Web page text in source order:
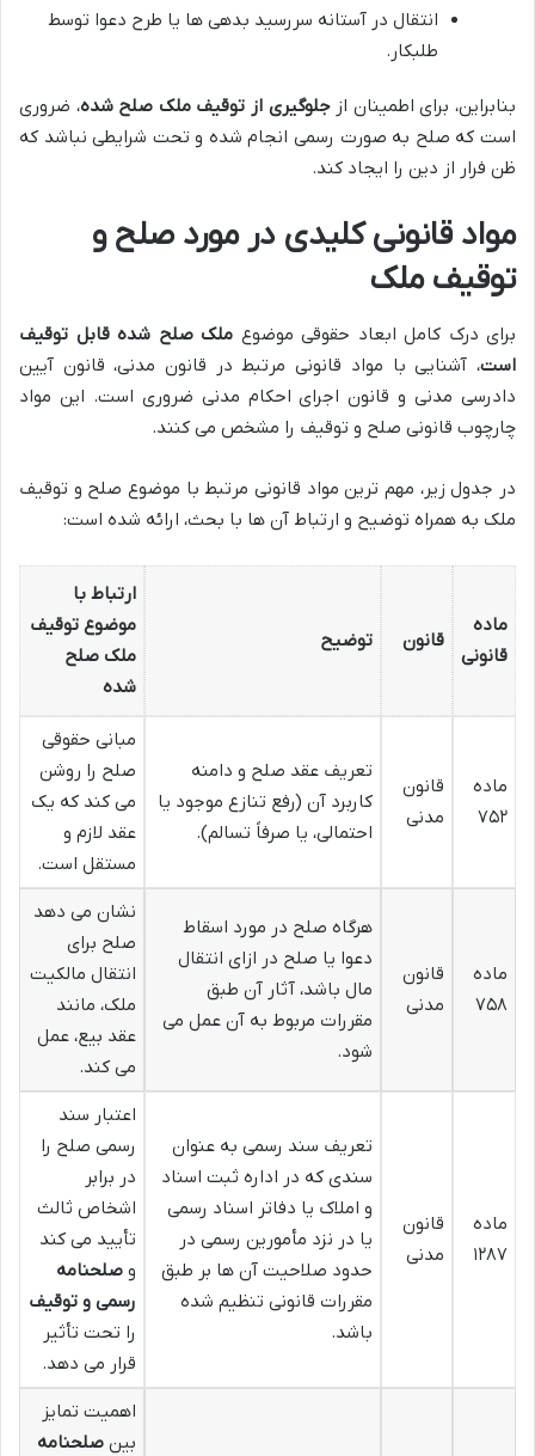
انتقال در آستانه سررسید بدهی ها یا طرح دعوا توسط
طلبکار.
بنابراین، برای اطمینان ازجلوگیری از توقیف ملک صلح شده، ضروری
است که صلح به صورت رسمی انجام شده و تحت شرایطی نباشد که
ظن فرار از دین را ایجاد کند.
مواد قانونی کلیدی در مورد صلح و
توقیف ملک
برای درک کامل ابعاد حقوقی موضوع ملک صلح شده قابل توقیف
است، آشنایی با مواد قانونی مرتبط در قانون مدنی، قانون آیین
دادرسی مدنی و قانون اجرای احکام مدنی ضروری است. این مواد
چارچوب قانونی صلح و توقیف را مشخص می کنند.
در جدول زیر، مهم ترین مواد قانونی مرتبط با موضوع صلح و توقیف
ملک به همراه توضیح و ارتباط آن ها با بحث، ارائه شده است:
ماده
قانونی
قانون توضیح
ارتباط با
موضوع توقیف
ملک صلح
شده
ماده
۷۵۲
قانون
مدنی
تعریف عقد صلح و دامنه
کاربرد آن (رفع تنازع موجود یا
احتمالی، یا صرفاً تسالم).
مبانی حقوقی
صلح را روشن
می کند که یک
عقد لازم و
مستقل است.
ماده
۷۵۸
قانون
مدنی
هرگاه صلح در مورد اسقاط
دعوا یا صلح در ازای انتقال
مال باشد، آثار آن طبق
مقررات مربوط به آن عمل می
شود.
نشان می دهد
صلح برای
انتقال مالکیت
ملک، مانند
عقد بیع، عمل
می کند.
ماده
۱۲۸۷
قانون
مدنی
تعریف سند رسمی به عنوان
سندی که در اداره ثبت اسناد
و املاک یا دفاتر اسناد رسمی
یا در نزد مأمورین رسمی در
حدود صلاحیت آن ها بر طبق
مقررات قانونی تنظیم شده
باشد.
اعتبار سند
رسمی صلح را
در برابر
اشخاص ثالث
تأیید می کند
و صلحنامه
رسمی و توقیف
را تحت تأثیر
قرار می دهد.
اهمیت تمایز
بین صلحنامه